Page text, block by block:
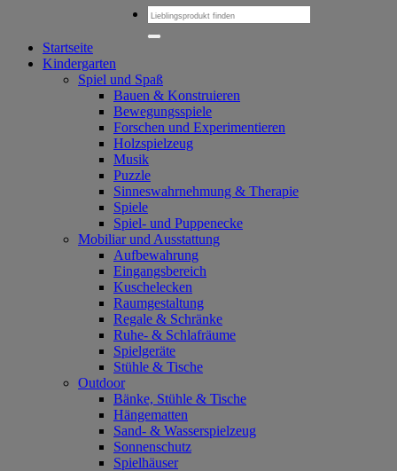
Suchen
Startseite
Kindergarten
Spiel und Spaß
Bauen & Konstruieren
Bewegungsspiele
Forschen und Experimentieren
Holzspielzeug
Musik
Puzzle
Sinneswahrnehmung & Therapie
Spiele
Spiel- und Puppenecke
Mobiliar und Ausstattung
Aufbewahrung
Eingangsbereich
Kuschelecken
Raumgestaltung
Regale & Schränke
Ruhe- & Schlafräume
Spielgeräte
Stühle & Tische
Outdoor
Bänke, Stühle & Tische
Hängematten
Sand- & Wasserspielzeug
Sonnenschutz
Spielhäuser